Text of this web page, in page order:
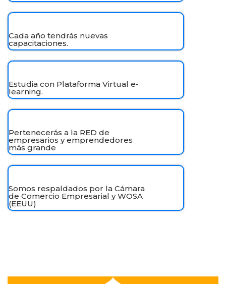
Cada año tendrás nuevas
capacitaciones.
Estudia con Plataforma Virtual e-
learning.
Pertenecerás a la RED de
empresarios y emprendedores
más grande
Somos respaldados por la Cámara
de Comercio Empresarial y WOSA
(EEUU)